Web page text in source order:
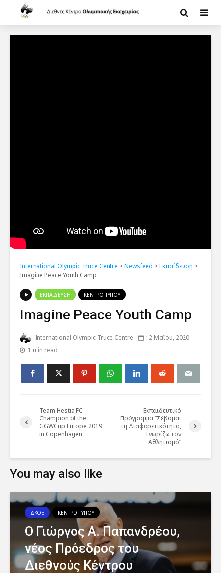
International Olympic Truce Centre >Newsfeed >Εκπαίδευση >
Imagine Peace Youth Camp
ΕΚΠΑΙΔΕΥΣΗ ΚΕΝΤΡΟ ΤΥΠΟΥ
Imagine Peace Youth Camp
International Olympic Truce Centre
12 Μαΐου, 2020
1 min read
Team Hestia FC
Champion of the
GGWCup Europe 2019
in Copenhagen
Εκπαιδευτικό
Πρόγραμμα “Σέβομαι
τη Διαφορετικότητα,
Γνωρίζω τον
Αθλητισμό”
You may also like
ΔΚΟΕ ΚΕΝΤΡΟ ΤΥΠΟΥ
Ο Γιώργος Α. Παπανδρέου,
νέος Πρόεδρος του
Διεθνούς Κέντρου